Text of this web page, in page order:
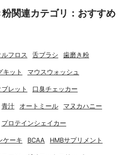
関連カテゴリ：おすすめ
フロス 舌ブラシ 歯磨き粉
キット マウスウォッシュ
レット 口臭チェッカー
青汁 オートミール マヌカハニー
プロテインシェイカー
ケーキ BCAA HMBサプリメント